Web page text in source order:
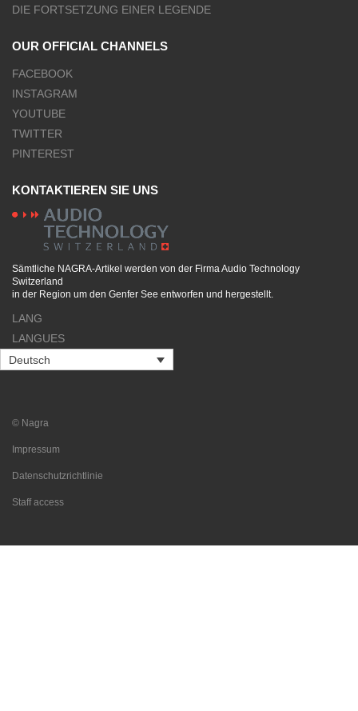
DIE FORTSETZUNG EINER LEGENDE
OUR OFFICIAL CHANNELS
FACEBOOK
INSTAGRAM
YOUTUBE
TWITTER
PINTEREST
KONTAKTIEREN SIE UNS
Sämtliche NAGRA-Artikel werden von der Firma Audio Technology
Switzerland
in der Region um den Genfer See entworfen und hergestellt.
LANG
LANGUES
Deutsch
© Nagra
Impressum
Datenschutzrichtlinie
Staff access